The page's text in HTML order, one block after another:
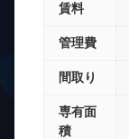
賃料
管理費
間取り
専有面
積